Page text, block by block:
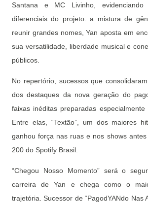
Santana e MC Livinho,
diferenciais do projeto: a mistura de
reunir grandes nomes, Yan aposta em
sua versatilidade, liberdade musical e
públicos.
No repertório, sucessos que
dos destaques da nova geração do
faixas inéditas preparadas especialmente
Entre elas, “Textão”, um dos maiores
ganhou força nas ruas e nos shows
200 do Spotify Brasil.
“Chegou Nosso Momento” será o
carreira de Yan e chega como o
trajetória. Sucessor de “PagodYANdo Nas